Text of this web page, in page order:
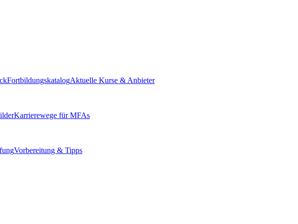
FortbildungskatalogAktuelle Kurse & Anbieter
Karrierewege für MFAs
Vorbereitung & Tipps